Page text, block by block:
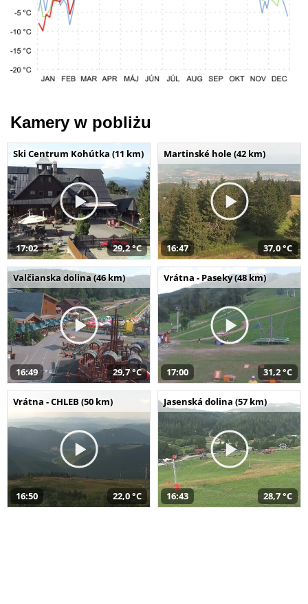
Kamery w pobliżu
Ski Centrum Kohútka (11 km)
17:02 29,2 °C
Martinské hole (42 km)
16:47 37,0 °C
Valčianska dolina (46 km)
16:49 29,7 °C
Vrátna - Paseky (48 km)
17:00 31,2 °C
Vrátna - CHLEB (50 km)
16:50 22,0 °C
Jasenská dolina (57 km)
16:43 28,7 °C